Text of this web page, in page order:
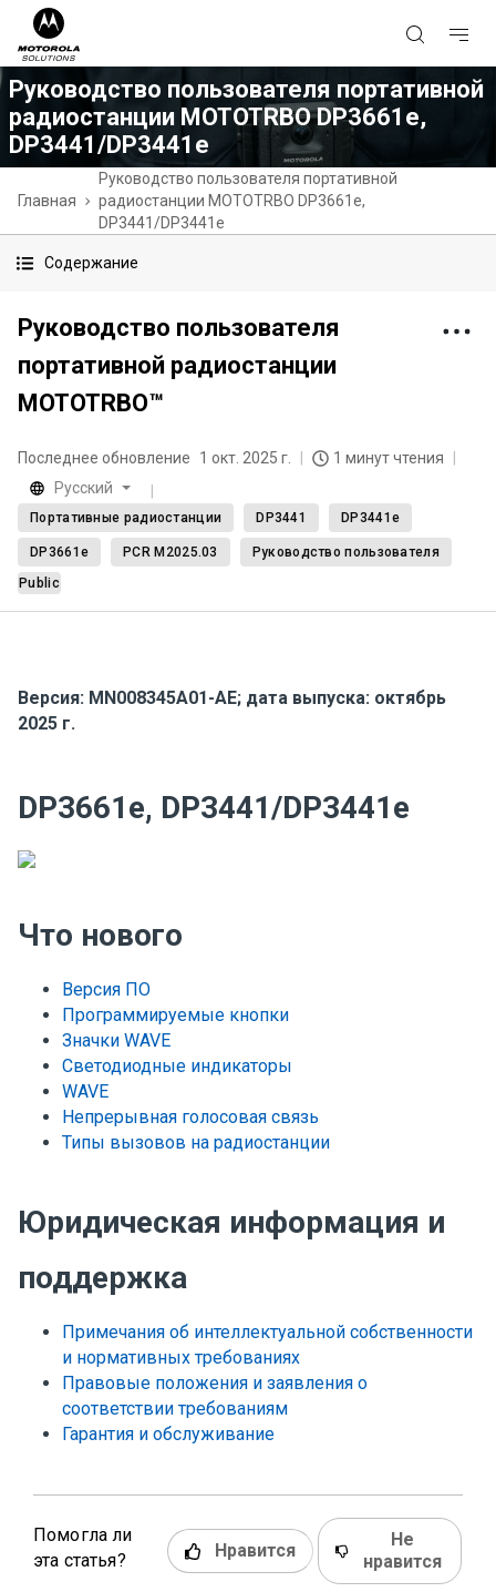
Руководство пользователя портативной
радиостанции MOTOTRBO DP3661e,
DP3441/DP3441e
Главная
Руководство пользователя портативной
радиостанции MOTOTRBO DP3661e,
DP3441/DP3441e
Содержание
Руководство пользователя
портативной радиостанции
MOTOTRBO™
Последнее обновление 1 окт. 2025 г.
1 минут чтения
Русский
Портативные радиостанции DP3441 DP3441e
DP3661e PCR M2025.03
Руководство пользователя
Public
Версия: MN008345A01-AE; дата выпуска: октябрь
2025 г.
DP3661e, DP3441/DP3441e
Что нового
Версия ПО
Программируемые кнопки
Значки WAVE
Светодиодные индикаторы
WAVE
Непрерывная голосовая связь
Типы вызовов на радиостанции
Юридическая информация и
поддержка
Примечания об интеллектуальной собственности
и нормативных требованиях
Правовые положения и заявления о
соответствии требованиям
Гарантия и обслуживание
Помогла ли
эта статья?
Нравится
Не
нравится